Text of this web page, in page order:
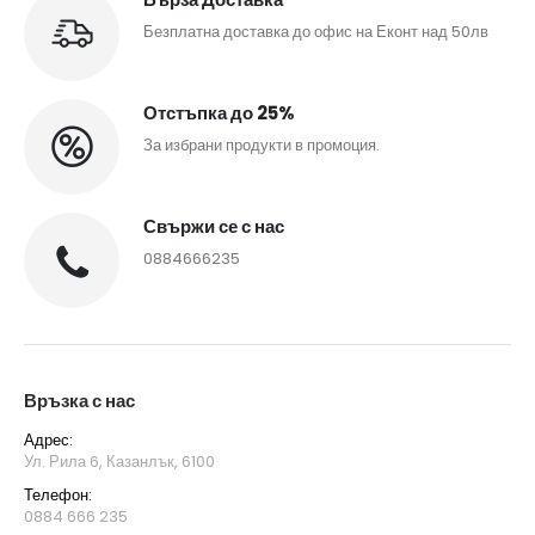
Безплатна доставка до офис на Еконт над 50лв
Отстъпка до 25%
За избрани продукти в промоция.
Свържи се с нас
0884666235
Връзка с нас
Адрес:
Ул. Рила 6, Казанлък, 6100
Телефон:
0884 666 235